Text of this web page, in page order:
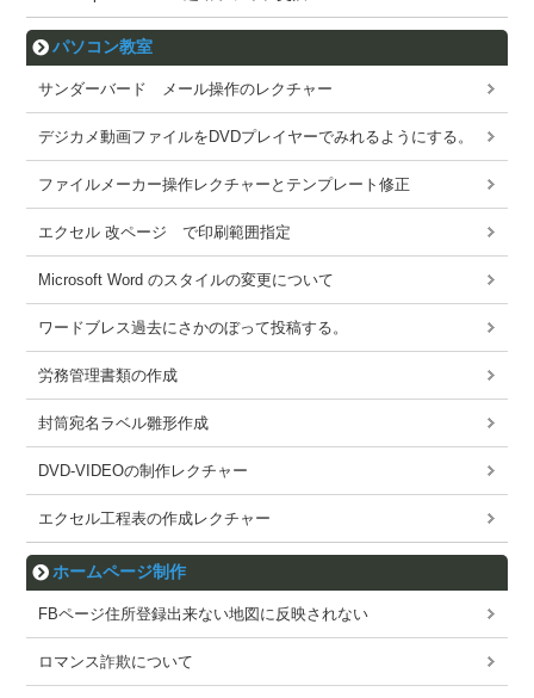
パソコン教室
サンダーバード メール操作のレクチャー
デジカメ動画ファイルをDVDプレイヤーでみれるようにする。
ファイルメーカー操作レクチャーとテンプレート修正
エクセル 改ページ で印刷範囲指定
Microsoft Word のスタイルの変更について
ワードブレス過去にさかのぼって投稿する。
労務管理書類の作成
封筒宛名ラベル雛形作成
DVD-VIDEOの制作レクチャー
エクセル工程表の作成レクチャー
ホームページ制作
FBページ住所登録出来ない地図に反映されない
ロマンス詐欺について